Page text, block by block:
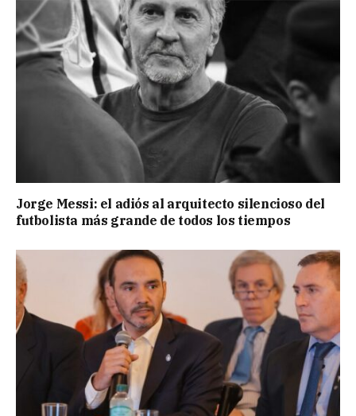
Jorge Messi: el adiós al arquitecto silencioso del
futbolista más grande de todos los tiempos